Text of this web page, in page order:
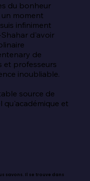
du bonheur
moment
infiniment
d'avoir
de
et professeurs
inoubliable.
source de
qu'académique et
savons. Il se trouve dans